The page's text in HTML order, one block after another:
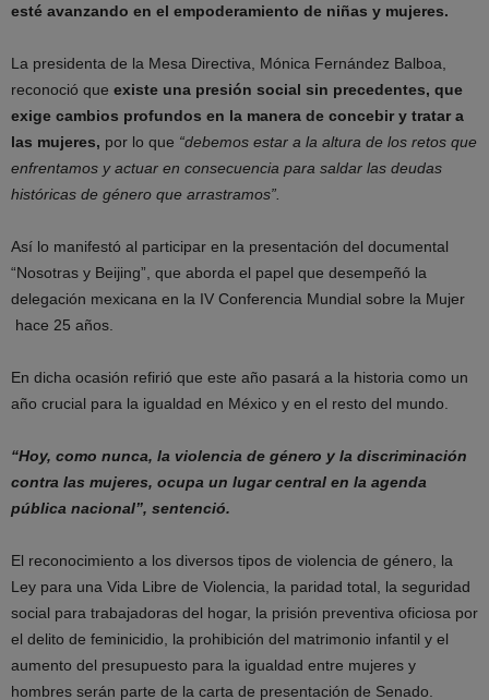
esté avanzando en el empoderamiento de niñas y mujeres.
La presidenta de la Mesa Directiva, Mónica Fernández Balboa,
reconoció que existe una presión social sin precedentes, que
exige cambios profundos en la manera de concebir y tratar a
las mujeres, por lo que “debemos estar a la altura de los retos que
enfrentamos y actuar en consecuencia para saldar las deudas
históricas de género que arrastramos”.
Así lo manifestó al participar en la presentación del documental
“Nosotras y Beijing”, que aborda el papel que desempeñó la
delegación mexicana en la IV Conferencia Mundial sobre la Mujer
hace 25 años.
En dicha ocasión refirió que este año pasará a la historia como un
año crucial para la igualdad en México y en el resto del mundo.
“Hoy, como nunca, la violencia de género y la discriminación
contra las mujeres, ocupa un lugar central en la agenda
pública nacional”, sentenció.
El reconocimiento a los diversos tipos de violencia de género, la
Ley para una Vida Libre de Violencia, la paridad total, la seguridad
social para trabajadoras del hogar, la prisión preventiva oficiosa por
el delito de feminicidio, la prohibición del matrimonio infantil y el
aumento del presupuesto para la igualdad entre mujeres y
hombres serán parte de la carta de presentación de Senado.